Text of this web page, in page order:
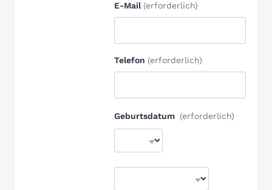
E-Mail (erforderlich)
Telefon (erforderlich)
Geburtsdatum (erforderlich)